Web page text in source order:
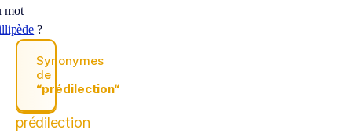
mot
?
Synonymes
de
“prédilection“
prédilection